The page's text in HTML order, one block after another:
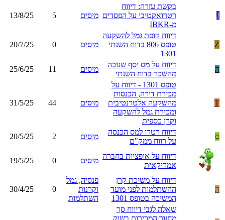
J
בקשת עזרה: דיווח
רטרואקטיבי על הפסדים
מ-IBKR
מיסים 5
13/8/25
Z
דיווח קופת גמל להשקעה
טופס 806 בדוח השנתי
1301
מיסים 0
20/7/25
ה
דיווח על מס יסף שנוכה
מהשכר בדוח השנתי
מיסים 11
25/6/25
T
טופס 1301 - דיווח על
מכירת דירה, הכנסות
מהשקעה אלטרנטיבית
ומכירת גמל להשקעה
וקרן כספית
מיסים 44
31/5/25
ס
דיווח רטרו למס הכנסה
על רווח ממק"ם
מיסים 2
20/5/25
דיווח על אופציות בחברה
אמריקאית
מיסים 0
19/5/25
ה
דיווח על משיכת קרן
ההשתלמות לפני מועד
המשיכה בטופס 1301
פנסיה, גמל
וקרנות
השתלמות
0
30/4/25
שאלה לגבי דיווח סך
מחזור המכירות בשוק